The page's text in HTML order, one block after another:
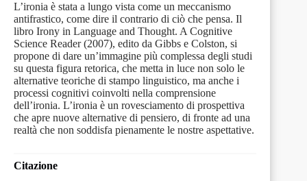
L’ironia è stata a lungo vista come un meccanismo
antifrastico, come dire il contrario di ciò che pensa. Il
libro Irony in Language and Thought. A Cognitive
Science Reader (2007), edito da Gibbs e Colston, si
propone di dare un’immagine più complessa degli studi
su questa figura retorica, che metta in luce non solo le
alternative teoriche di stampo linguistico, ma anche i
processi cognitivi coinvolti nella comprensione
dell’ironia. L’ironia è un rovesciamento di prospettiva
che apre nuove alternative di pensiero, di fronte ad una
realtà che non soddisfa pienamente le nostre aspettative.
Citazione